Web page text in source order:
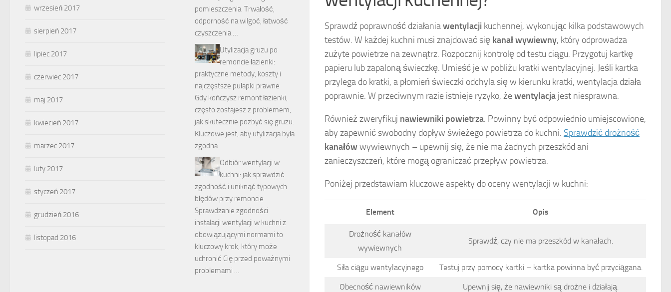
Sprawdź poprawność działaniawentylacji kuchennej, wykonując kilka podstawowych
testów. W każdej kuchni musi znajdować się kanał wywiewny, który odprowadza
zużyte powietrze na zewnątrz. Rozpocznij kontrolę od testu ciągu. Przygotuj kartkę
papieru lub zapaloną świeczkę. Umieść je w pobliżu kratki wentylacyjnej. Jeśli kartka
przylega do kratki, a płomień świeczki odchyla się w kierunku kratki, wentylacja działa
poprawnie. W przeciwnym razie istnieje ryzyko, żewentylacja jest niesprawna.
Również zweryfikuj nawiewniki powietrza. Powinny być odpowiednio umiejscowione,
aby zapewnić swobodny dopływ świeżego powietrza do kuchni. Sprawdzić drożność
kanałówwywiewnych – upewnij się, że nie ma żadnych przeszkód ani
zanieczyszczeń, które mogą ograniczać przepływ powietrza.
Poniżej przedstawiam kluczowe aspekty do oceny wentylacji w kuchni:
Element Opis
Drożność kanałów
wywiewnych
Sprawdź, czy nie ma przeszkód w kanałach.
Siła ciągu wentylacyjnego Testuj przy pomocy kartki – kartka powinna być przyciągana.
Obecność nawiewników Upewnij się, że nawiewniki są drożne i działają.
wrzesień 2017
sierpień 2017
lipiec 2017
czerwiec 2017
maj 2017
kwiecień 2017
marzec 2017
luty 2017
styczeń 2017
grudzień 2016
listopad 2016
pomieszczenia. Trwałość,
odporność na wilgoć, łatwość
czyszczenia …
Utylizacja gruzu po
remoncie łazienki:
praktyczne metody, koszty i
najczęstsze pułapki prawne
Gdy kończysz remont łazienki,
często zostajesz z problemem,
jak skutecznie pozbyć się gruzu.
Kluczowe jest, aby utylizacja była
zgodna …
Odbiór wentylacji w
kuchni: jak sprawdzić
zgodność i uniknąć typowych
błędów przy remoncie
Sprawdzanie zgodności
instalacji wentylacji w kuchni z
obowiązującymi normami to
kluczowy krok, który może
uchronić Cię przed poważnymi
problemami …